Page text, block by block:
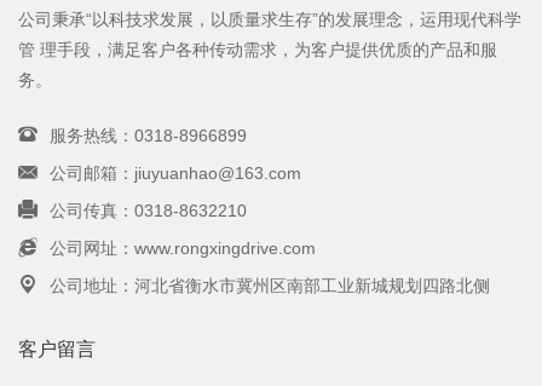
公司秉承“以科技求发展，以质量求生存”的发展理念，运用现代科学
管 理手段，满足客户各种传动需求，为客户提供优质的产品和服
务。
服务热线：0318-8966899
公司邮箱：jiuyuanhao@163.com
公司传真：0318-8632210
公司网址：www.rongxingdrive.com
公司地址：河北省衡水市冀州区南部工业新城规划四路北侧
客户留言